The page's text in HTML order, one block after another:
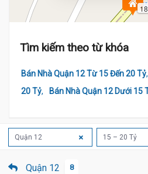
Tìm kiếm theo từ khóa
Bán Nhà Quận 12 Từ 15 Đến 20 Tỷ,
20 Tỷ, Bán Nhà Quận 12 Dưới 15
Quận 12 15 – 20 Tỷ
Quận 12 8